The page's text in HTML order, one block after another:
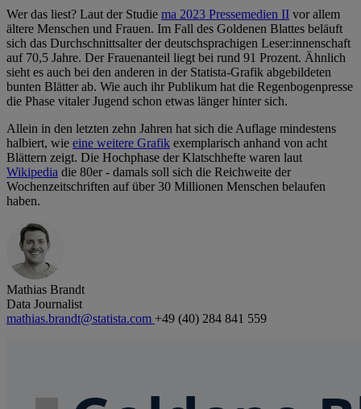
Wer das liest? Laut der Studie ma 2023 Pressemedien II vor allem
ältere Menschen und Frauen. Im Fall des Goldenen Blattes beläuft
sich das Durchschnittsalter der deutschsprachigen Leser:innenschaft
auf 70,5 Jahre. Der Frauenanteil liegt bei rund 91 Prozent. Ähnlich
sieht es auch bei den anderen in der Statista-Grafik abgebildeten
bunten Blätter ab. Wie auch ihr Publikum hat die Regenbogenpresse
die Phase vitaler Jugend schon etwas länger hinter sich.
Allein in den letzten zehn Jahren hat sich die Auflage mindestens
halbiert, wie eine weitere Grafik exemplarisch anhand von acht
Blättern zeigt. Die Hochphase der Klatschhefte waren laut
Wikipedia die 80er - damals soll sich die Reichweite der
Wochenzeitschriften auf über 30 Millionen Menschen belaufen
haben.
Mathias Brandt
Data Journalist
mathias.brandt@statista.com +49 (40) 284 841 559